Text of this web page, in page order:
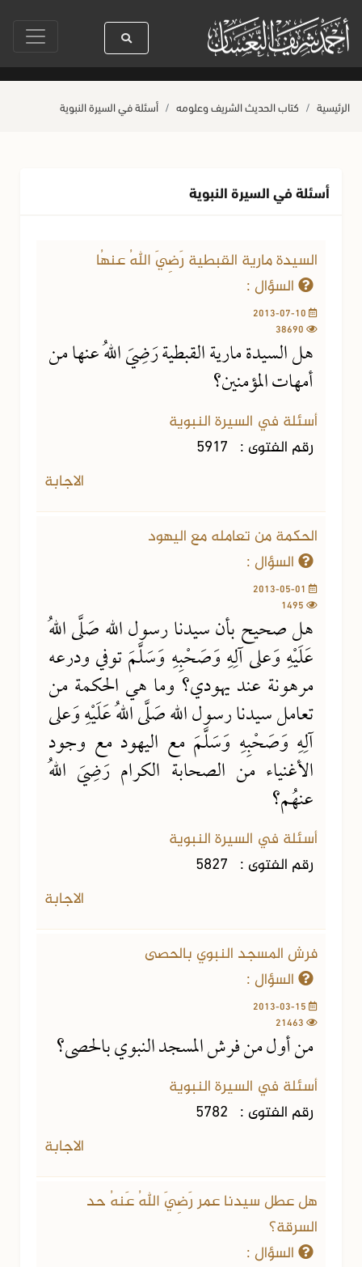
الله ﷺ كله رحمة صلاة آخر أربعاء من صفر حياة القلوب وصحتها
الرئيسية كتاب الحديث الشريف وعلومه أسئلة في السيرة النبوية
أسئلة في السيرة النبوية
السيدة مارية القبطية رَضِيَ اللهُ عنهُا
السؤال :
هل السيدة مارية القبطية رَضِيَ اللهُ عنها من
أمهات المؤمنين؟
أسئلة في السيرة النبوية
رقم الفتوى : 5917
الاجابة
الحكمة من تعامله مع اليهود
السؤال :
هل صحيح بأن سيدنا رسول الله صَلَّى اللهُ
عَلَيْهِ وَعلى آلِهِ وَصَحْبِهِ وَسَلَّمَ توفي ودرعه
مرهونة عند يهودي؟ وما هي الحكمة من
تعامل سيدنا رسول الله صَلَّى اللهُ عَلَيْهِ وَعلى
آلِهِ وَصَحْبِهِ وَسَلَّمَ مع اليهود مع وجود
الأغنياء من الصحابة الكرام رَضِيَ اللهُ
عنهُم؟
أسئلة في السيرة النبوية
رقم الفتوى : 5827
الاجابة
فرش المسجد النبوي بالحصى
السؤال :
من أول من فرش المسجد النبوي بالحصى؟
أسئلة في السيرة النبوية
رقم الفتوى : 5782
الاجابة
هل عطل سيدنا عمر رَضِيَ اللهُ عَنهُ حد
السرقة؟
السؤال :